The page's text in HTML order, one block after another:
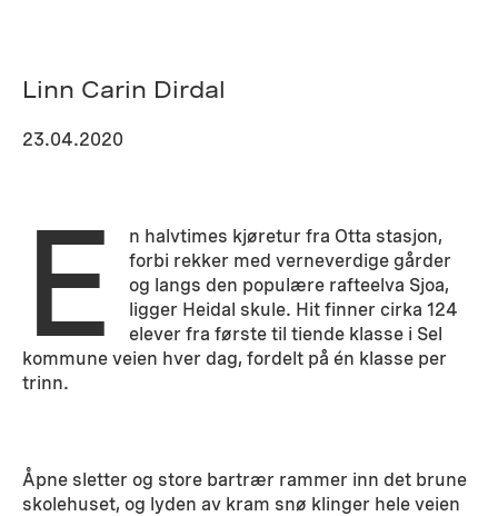
Linn Carin Dirdal
23.04.2020
E
n halvtimes kjøretur fra Otta stasjon,
forbi rekker med verneverdige gårder
og langs den populære rafteelva Sjoa,
ligger Heidal skule. Hit finner cirka 124
elever fra første til tiende klasse i Sel
kommune veien hver dag, fordelt på én klasse per
trinn.
Åpne sletter og store bartrær rammer inn det brune
skolehuset, og lyden av kram snø klinger hele veien